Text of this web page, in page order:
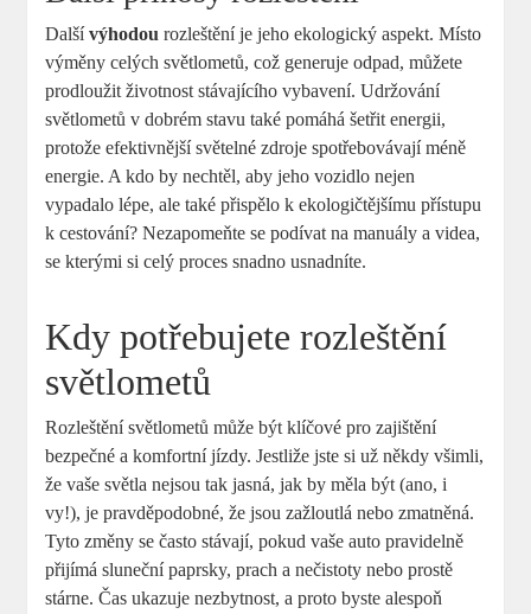
Dalšívýhodou rozleštění je jeho ekologický aspekt.‌ Místo
výměny celých světlometů, což generuje odpad, můžete
prodloužit životnost stávajícího ‌vybavení. Udržování
světlometů v dobrém stavu také pomáhá šetřit energii,
protože efektivnější světelné zdroje spotřebovávají méně
energie. A kdo by nechtěl, aby jeho vozidlo nejen
vypadalo lépe,⁤ ale také přispělo k ekologičtějšímu přístupu
k cestování? Nezapomeňte se podívat na manuály a videa,
se kterými si ​celý ‍proces snadno usnadníte.
Kdy potřebujete rozleštění
světlometů
Rozleštění světlometů může být klíčové pro zajištění
bezpečné a komfortní jízdy. Jestliže jste si už někdy všimli,
že vaše světla nejsou tak jasná, jak by měla být (ano, i
vy!), je pravděpodobné, že‌ jsou ⁢zažloutlá nebo zmatněná.
Tyto změny se často stávají, pokud vaše auto pravidelně⁤
přijímá sluneční​ paprsky, prach‍ a nečistoty nebo prostě
stárne. Čas‍ ukazuje ​nezbytnost, a proto byste alespoň